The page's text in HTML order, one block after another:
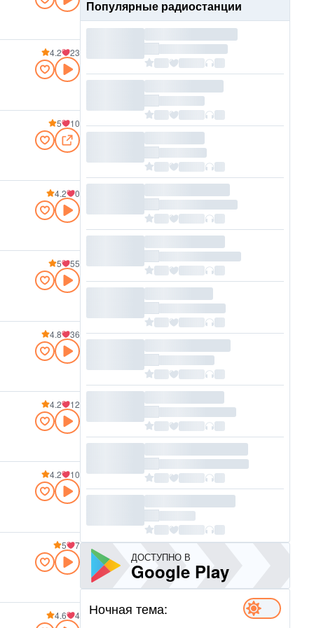
4.2 23
5 10
4.2 0
5 55
4.8 36
4.2 12
4.2 10
5 7
4.6 4
Популярные радиостанции
ДОСТУПНО В
Google Play
Ночная тема: